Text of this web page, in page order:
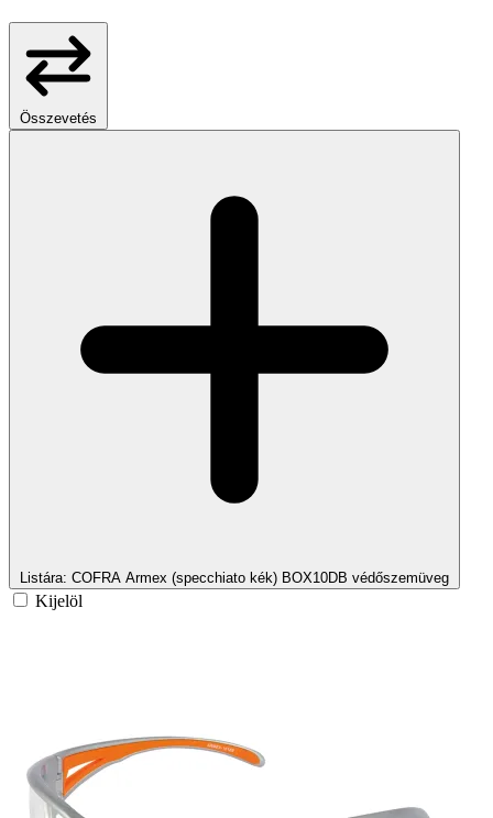
Összevetés
Listára: COFRA Armex (specchiato kék) BOX10DB védőszemüveg
Kijelöl